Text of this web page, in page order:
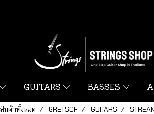
GUITARS BASSES
สินค้าทั้งหมด GRETSCH GUITARS